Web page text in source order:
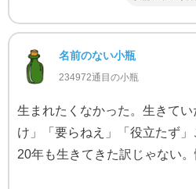
名前のない小瓶
234972通目の小瓶
生まれたくなかった。生きて
け」「要らねえ」「役立たず
20年も生きてきた訳じゃない